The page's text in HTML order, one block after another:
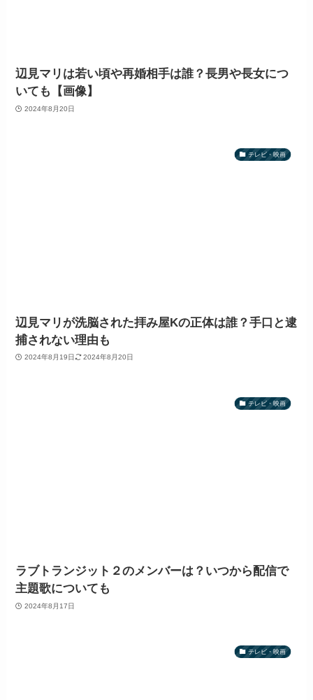
辺見マリは若い頃や再婚相手は誰？長男や長女につ
いても【画像】
2024年8月20日
テレビ・映画
辺見マリが洗脳された拝み屋Kの正体は誰？手口と逮
捕されない理由も
2024年8月19日 2024年8月20日
テレビ・映画
ラブトランジット２のメンバーは？いつから配信で
主題歌についても
2024年8月17日
テレビ・映画